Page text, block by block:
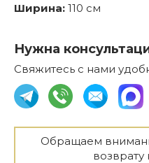
Ширина: 110 см
Нужна
Свяжитесь с нами
Обращаем
возврату